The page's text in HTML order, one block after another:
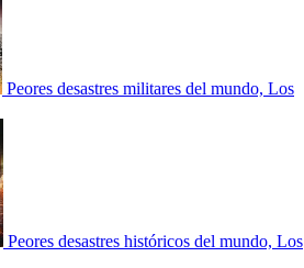
Peores desastres militares del mundo, Los
Peores desastres históricos del mundo, Los